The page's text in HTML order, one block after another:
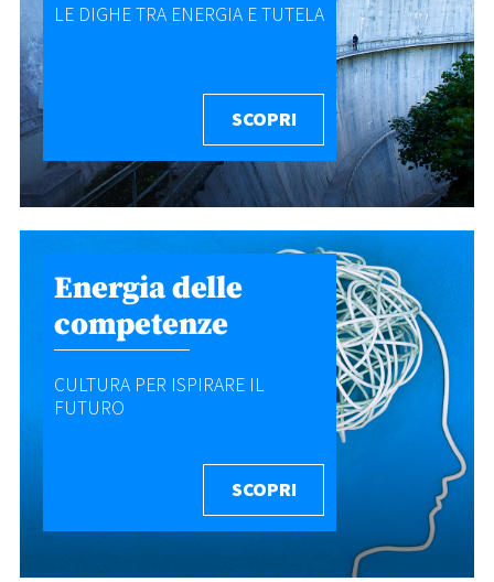
LE DIGHE TRA ENERGIA E TUTELA
SCOPRI
Energia delle
competenze
CULTURA PER ISPIRARE IL
FUTURO
SCOPRI